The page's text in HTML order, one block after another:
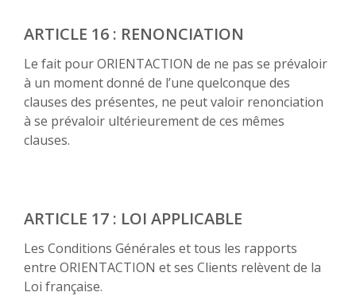
ARTICLE 16 : RENONCIATION
Le fait pour ORIENTACTION de ne pas se prévaloir
à un moment donné de l’une quelconque des
clauses des présentes, ne peut valoir renonciation
à se prévaloir ultérieurement de ces mêmes
clauses.
ARTICLE 17 : LOI APPLICABLE
Les Conditions Générales et tous les rapports
entre ORIENTACTION et ses Clients relèvent de la
Loi française.